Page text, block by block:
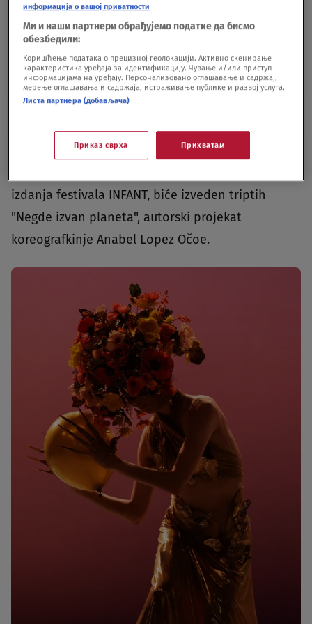
ulogom osvojio domaću publiku, ali i nagrade.
Pročitajte još:
INTERVJU Aleksandar Antonijević:
izdanja festivala INFANT, biće izveden triptih
"Negde izvan planeta", autorski projekat
koreografkinje Anabel Lopez Očoe.
информација о вашој приватности
Ми и наши партнери обрађујемо податке да бисмо
обезбедили:
Коришћење података о прецизној геолокацији. Активно скенирање
карактеристика уређаја за идентификацију. Чување и/или приступ
информацијама на уређају. Персонализовано оглашавање и садржај,
мерење оглашавања и садржаја, истраживање публике и развој услуга.
Листа партнера (добављача)
Приказ сврха Прихватам